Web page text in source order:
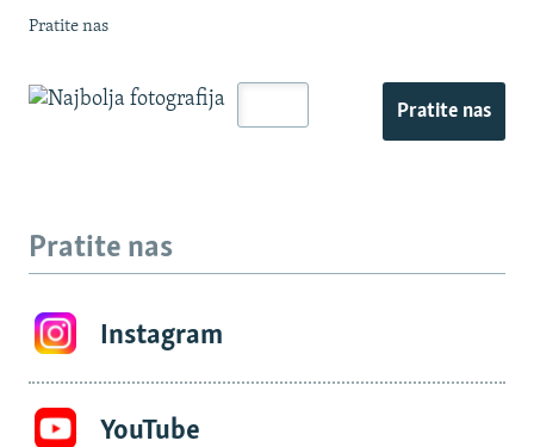
Pratite nas
Pratite nas
Pratite nas
Instagram
YouTube